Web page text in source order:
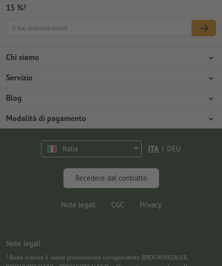
Chi siamo
Azienda
Tutela ambientale
Servizio
Modalità di pagamento
Spedizione
Programma Premium
Blog
Tutorial Photoshop
Marketing & Insights
Modalità di pagamento
15 %!
Italia ITA | DEU
Recedere dal contratto
Note legali CGC Privacy
Note legali
1 Basta inserire il codice promozionale corrispondente (BROCHURESALE8,